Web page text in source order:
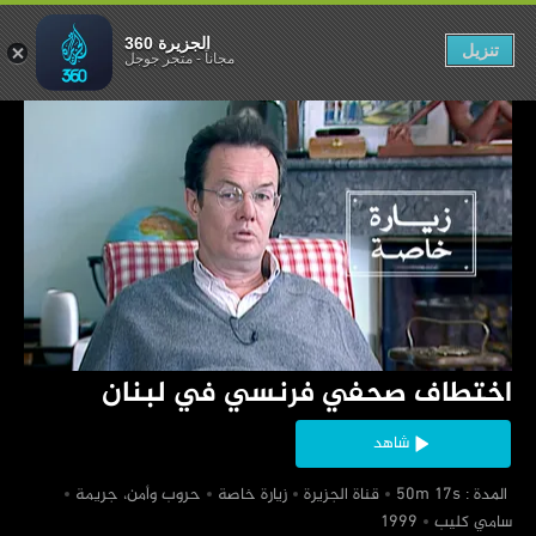
‏اختطاف صحفي فرنسي في لبنان
شاهد
‏ المدة : 50m 17s
‏قناة الجزيرة ‏زيارة خاصة
‏حروب وأمن، جريمة
‏سامي كليب
في لبنان
الجزيرة 360
مجاناً-متجر جوجل تنزيل